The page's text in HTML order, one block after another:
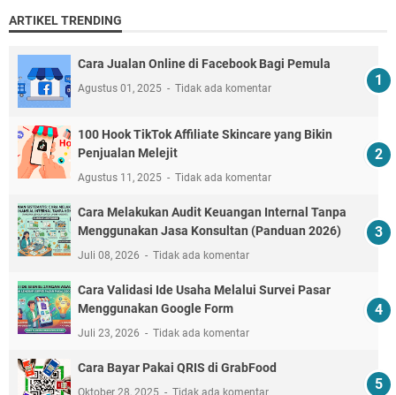
ARTIKEL TRENDING
Cara Jualan Online di Facebook Bagi Pemula
Agustus 01, 2025 Tidak ada komentar
100 Hook TikTok Affiliate Skincare yang Bikin
Penjualan Melejit
Agustus 11, 2025 Tidak ada komentar
Cara Melakukan Audit Keuangan Internal Tanpa
Menggunakan Jasa Konsultan (Panduan 2026)
Juli 08, 2026 Tidak ada komentar
Cara Validasi Ide Usaha Melalui Survei Pasar
Menggunakan Google Form
Juli 23, 2026 Tidak ada komentar
Cara Bayar Pakai QRIS di GrabFood
Oktober 28, 2025 Tidak ada komentar